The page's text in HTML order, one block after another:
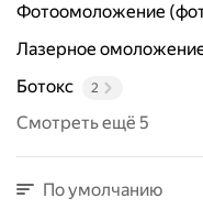
Фотоомоложение
Лазерное
Ботокс 2
Смотреть ещё 5
По умолчанию